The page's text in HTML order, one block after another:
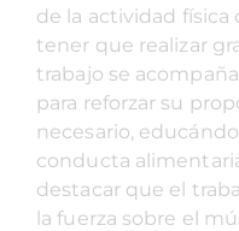
de la actividad
tener que realizar
trabajo se
para reforzar su
necesario,
conducta
destacar que el
la fuerza sobre el